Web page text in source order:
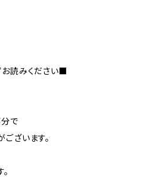
読みください■
で
ざいます。